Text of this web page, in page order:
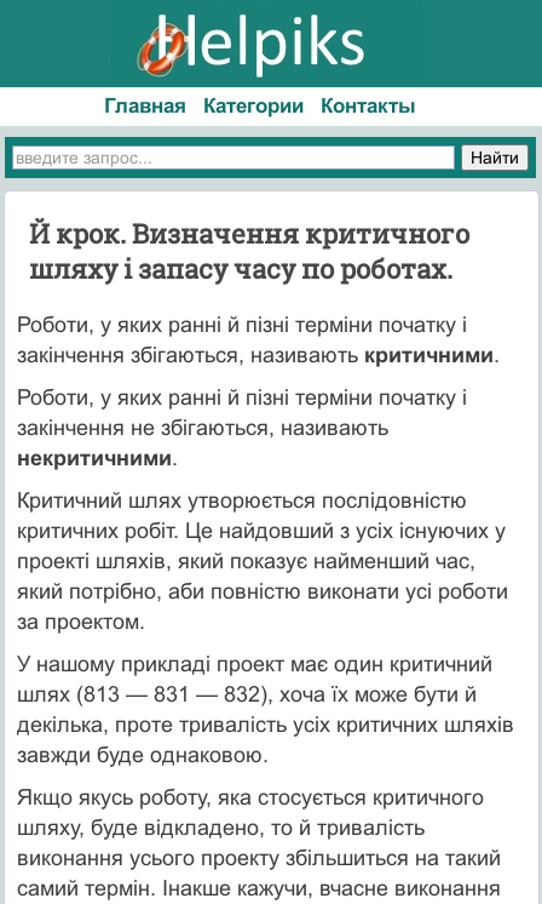
Главная Категории Контакты
Й крок. Визначення критичного
шляху і запасу часу по роботах.
Роботи, у яких ранні й пізні терміни початку і
закінчення збігаються, називають критичними.
Роботи, у яких ранні й пізні терміни початку і
закінчення не збігаються, називають
некритичними.
Критичний шлях утворюється послідовністю
критичних робіт. Це найдовший з усіх існуючих у
проекті шляхів, який показує найменший час,
який потрібно, аби повністю виконати усі роботи
за проектом.
У нашому прикладі проект має один критичний
шлях (813 — 831 — 832), хоча їх може бути й
декілька, проте тривалість усіх критичних шляхів
завжди буде однаковою.
Якщо якусь роботу, яка стосується критичного
шляху, буде відкладено, то й тривалість
виконання усього проекту збільшиться на такий
самий термін. Інакше кажучи, вчасне виконання